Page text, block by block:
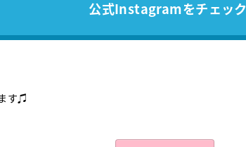
公式Instagramをチェック
す♫